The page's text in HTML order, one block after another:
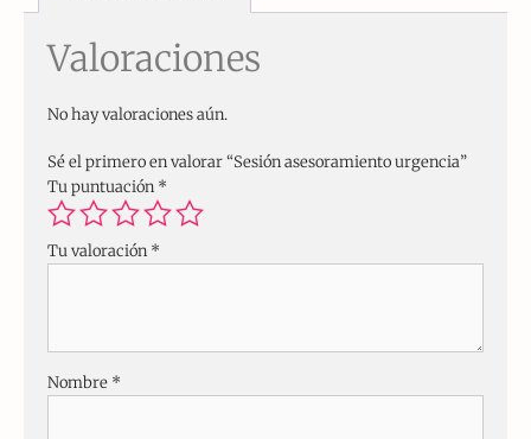
Valoraciones
No hay valoraciones aún.
Sé el primero en valorar “Sesión asesoramiento urgencia”
Tu puntuación *
Tu valoración *
Nombre *